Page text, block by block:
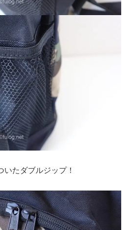
たダブルジップ！